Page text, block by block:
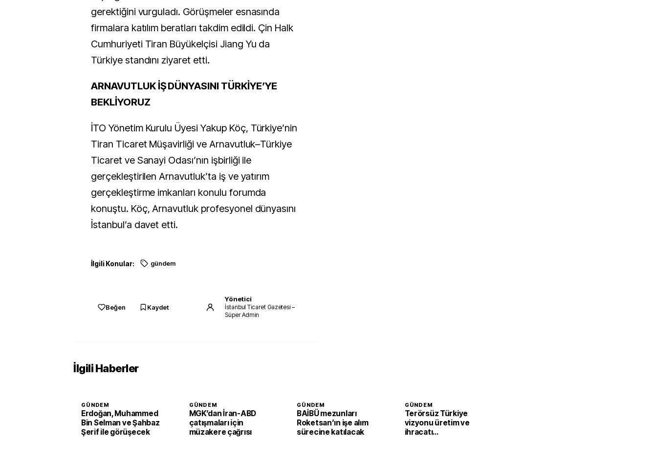
gerektiğini vurguladı. Görüşmeler esnasında
firmalara katılım beratları takdim edildi. Çin Halk
Cumhuriyeti Tiran Büyükelçisi Jiang Yu da
Türkiye standını ziyaret etti.
ARNAVUTLUK İŞ DÜNYASINI TÜRKİYE’YE
BEKLİYORUZ
İTO Yönetim Kurulu Üyesi Yakup Köç, Türkiye’nin
Tiran Ticaret Müşavirliği ve Arnavutluk–Türkiye
Ticaret ve Sanayi Odası’nın işbirliği ile
gerçekleştirilen Arnavutluk’ta iş ve yatırım
gerçekleştirme imkanları konulu forumda
konuştu. Köç, Arnavutluk profesyonel dünyasını
İstanbul’a davet etti.
İlgili Konular: gündem
Beğen Kaydet
Yönetici
İstanbul Ticaret Gazetesi –
Süper Admin
İlgili Haberler
GÜNDEM
Erdoğan, Muhammed
Bin Selman ve Şahbaz
Şerif ile görüşecek
GÜNDEM
MGK’dan İran-ABD
çatışmaları için
müzakere çağrısı
GÜNDEM
BAİBÜ mezunları
Roketsan’ın işe alım
sürecine katılacak
GÜNDEM
Terörsüz Türkiye
vizyonu üretim ve
ihracatı